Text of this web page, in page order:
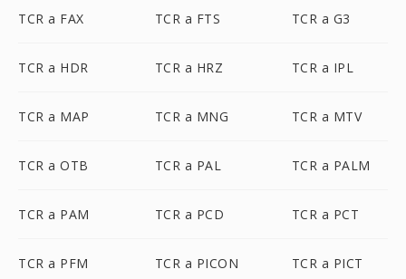
TCR a FAX TCR a FTS TCR a G3
TCR a HDR TCR a HRZ TCR a IPL
TCR a MAP TCR a MNG TCR a MTV
TCR a OTB TCR a PAL TCR a PALM
TCR a PAM TCR a PCD TCR a PCT
TCR a PFM TCR a PICON TCR a PICT